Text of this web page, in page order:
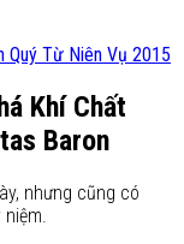
Khí Chất
Baron
nhưng cũng có